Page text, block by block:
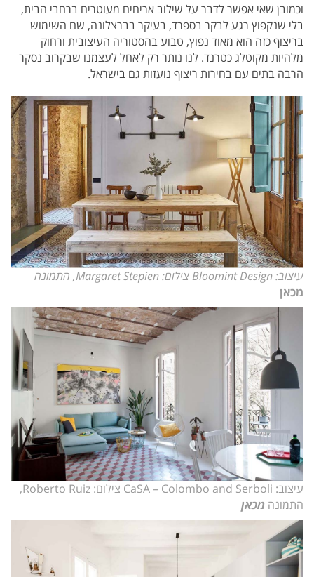
וכמובן שאי אפשר לדבר על שילוב אריחים מעוטרים ברחבי הבית,
בלי שנקפוץ רגע לבקר בספרד, בעיקר בברצלונה, שם השימוש
בריצוף כזה הוא מאוד נפוץ, טבוע בהסטוריה העיצובית ורחוק
מלהיות מקוטלג כטרנד. לנו נותר רק לאחל לעצמנו שבקרוב נסקר
הרבה בתים עם בחירות ריצוף נועזות גם בישראל.
עיצוב: Bloomint Design צילום: Margaret Stepien, התמונה
מכאן
עיצוב: CaSA – Colombo and Serboli צילום: Roberto Ruiz,
התמונה מכאן